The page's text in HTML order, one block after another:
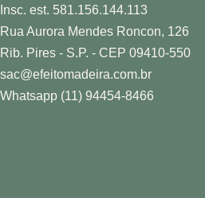
Insc. est. 581.156.144.113
Rua Aurora Mendes Roncon, 126
Rib. Pires - S.P. - CEP 09410-550
sac@efeitomadeira.com.br
Whatsapp (11) 94454-8466